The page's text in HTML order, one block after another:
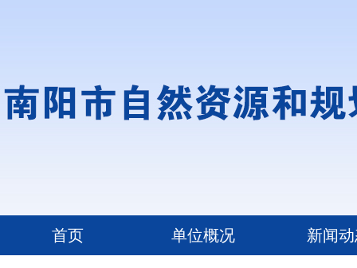
首页 单位概况 新闻